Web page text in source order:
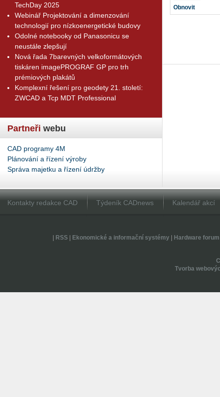
TechDay 2025
Webinář Projektování a dimenzování
technologií pro nízkoenergetické budovy
Odolné notebooky od Panasonicu se
neustále zlepšují
Nová řada 7barevných velkoformátových
tiskáren imagePROGRAF GP pro trh
prémiových plakátů
Komplexní řešení pro geodety 21. století:
ZWCAD a Tcp MDT Professional
Partneři webu
CAD programy 4M
Plánování a řízení výroby
Správa majetku a řízení údržby
Obnovit
Kontakty redakce CAD Týdeník CADnews Kalendář akcí
RSS| Ekonomické a informační systémy| Hardware forum
Tvorba